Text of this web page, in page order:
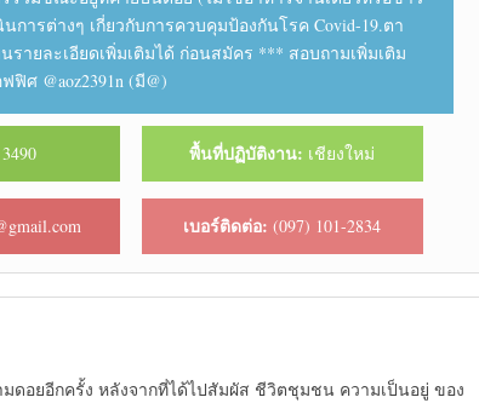
ารต่างๆ เกี่ยวกับ​การควบคุมป้องกัน​โรค Covid-19.ตา
ายละเอียด​เพิ่มเติม​ได้ ก่อนสมัคร *** สอบถาม​เพิ่มเติม​
ศ​ @aoz2391n (มี@)
3490 พื้นที่ปฏิบัติงาน: เชียงใหม่
เบอร์ติดต่อ: (097) 101-2834
ดอยอีกครั้ง หลังจากที่ได้ไปสัมผัส ชีวิตชุมชน ความเป็นอยู่ ของ